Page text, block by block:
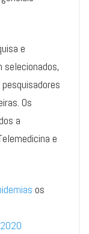
e
selecionados,
Os
a
e
os